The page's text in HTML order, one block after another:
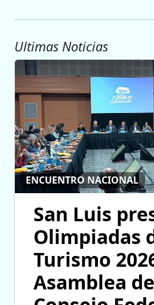
Ultimas Noticias
ENCUENTRO NACIONAL
San Luis
Olimpiadas
Turismo
Asamblea